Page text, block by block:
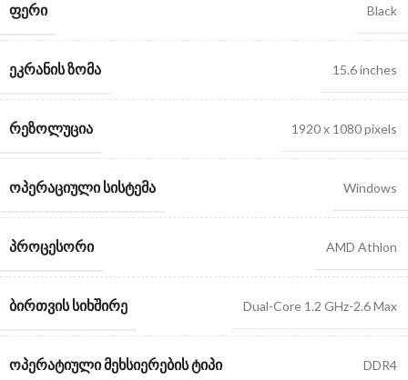
ᲤᲔᲠᲘ Black
ᲔᲙᲠᲐᲜᲘᲡ ᲖᲝᲛᲐ 15.6 inches
ᲠᲔᲖᲝᲚᲣᲪᲘᲐ 1920 x 1080 pixels
ᲝᲞᲔᲠᲐᲪᲘᲣᲚᲘ ᲡᲘᲡᲢᲔᲛᲐ Windows
ᲞᲠᲝᲪᲔᲡᲝᲠᲘ AMD Athlon
ᲑᲘᲠᲗᲕᲘᲡ ᲡᲘᲮᲨᲘᲠᲔ Dual-Core 1.2 GHz-2.6 Max
ᲝᲞᲔᲠᲐᲢᲘᲣᲚᲘ ᲛᲔᲮᲡᲘᲔᲠᲔᲑᲘᲡ ᲢᲘᲞᲘ DDR4